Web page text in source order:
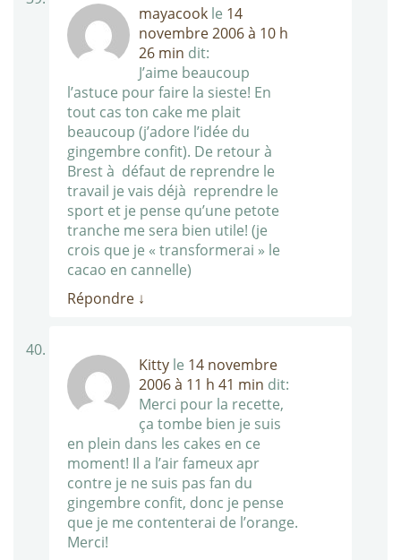
mayacook le 14
novembre 2006 à 10 h
26 min dit:
J’aime beaucoup
l’astuce pour faire la sieste! En
tout cas ton cake me plait
beaucoup (j’adore l’idée du
gingembre confit). De retour à
Brest à défaut de reprendre le
travail je vais déjà reprendre le
sport et je pense qu’une petote
tranche me sera bien utile! (je
crois que je « transformerai » le
cacao en cannelle)
Répondre ↓
Kitty le 14 novembre
2006 à 11 h 41 min dit:
Merci pour la recette,
ça tombe bien je suis
en plein dans les cakes en ce
moment! Il a l’air fameux apr
contre je ne suis pas fan du
gingembre confit, donc je pense
que je me contenterai de l’orange.
Merci!